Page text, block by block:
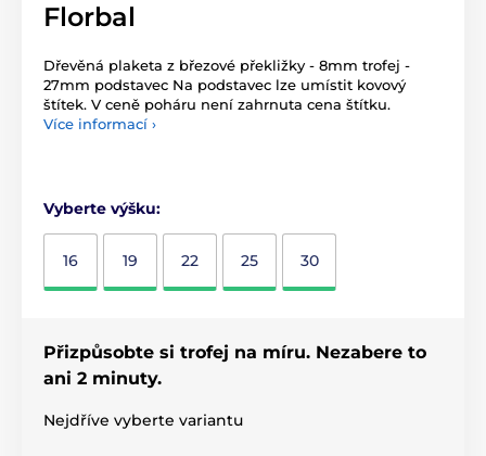
Florbal
Dřevěná plaketa z březové překližky - 8mm trofej -
27mm podstavec Na podstavec lze umístit kovový
štítek. V ceně poháru není zahrnuta cena štítku.
Více informací ›
Vyberte výšku:
16 19 22 25 30
Přizpůsobte si trofej na míru. Nezabere to
ani 2 minuty.
Nejdříve vyberte variantu